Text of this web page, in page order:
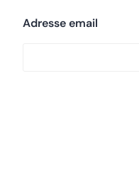
Adresse email